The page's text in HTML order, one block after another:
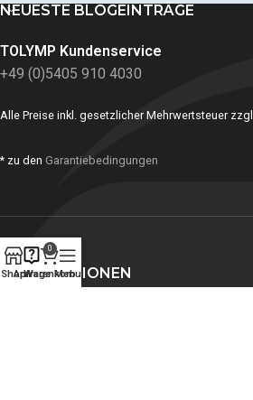
NEUESTE BLOGEINTRÄGE
TOLYMP Kundenservice
+49 (0)5405 910 4030
Alle Preise inkl. gesetzlicher Mehrwertsteuer zzgl.
* zu den Garantiebedingungen
INFORMATIONEN
ShopAnfrage
0
Warenkorb
Menu